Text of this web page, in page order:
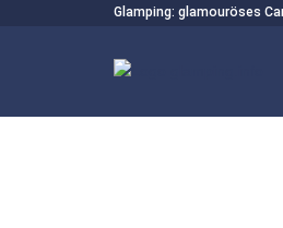
Glamping: glamouröses